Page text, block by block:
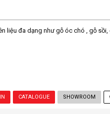
liệu đa dạng như gỗ óc chó , gỗ sồi,
CATALOGUE SHOWROOM